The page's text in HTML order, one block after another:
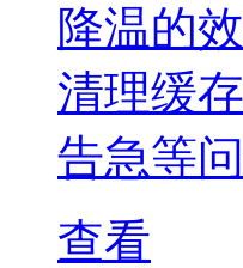
降温的
清理缓
告急等问
查看